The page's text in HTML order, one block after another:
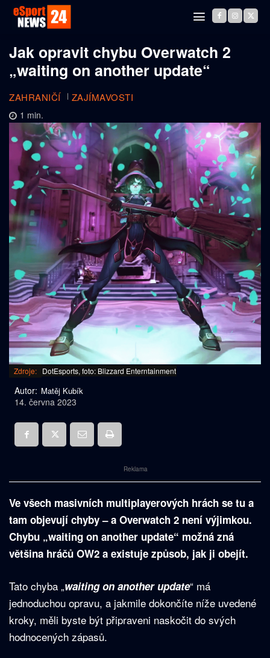
Jak opravit chybu Overwatch 2
„waiting on another update“
ZAHRANIČÍ ZAJÍMAVOSTI
1 min.
Zdroje: DotEsports, foto: Blizzard Enterntainment
Autor: Matěj Kubík
14. června 2023
Reklama
Ve všech masivních multiplayerových hrách se tu a
tam objevují chyby – a Overwatch 2 není výjimkou.
Chybu „waiting on another update“ možná zná
většina hráčů OW2 a existuje způsob, jak ji obejít.
Tato chyba „waiting on another update“ má
jednoduchou opravu, a jakmile dokončíte níže uvedené
kroky, měli byste být připraveni naskočit do svých
hodnocených zápasů.